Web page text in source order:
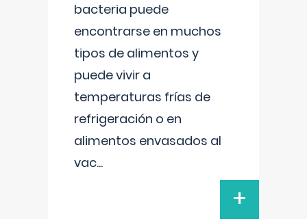
bacteria puede
encontrarse en muchos
tipos de alimentos y
puede vivir a
temperaturas frías de
refrigeración o en
alimentos envasados al
vac...
+